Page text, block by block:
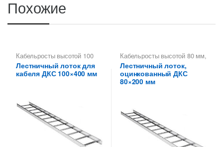
Похожие
Кабельросты высотой 100
мм Лотки лестничные ДКС
Лотки металлические
высотой 100 мм,
Лестничный лоток для
кабеля ДКС 100×400 мм
Кабельросты высотой 80 мм,
Лотки лестничные ДКС
Лотки металлические
высотой 80 мм,
Металлические огнеупорные
Лестничный лоток,
оцинкованный ДКС
80×200 мм